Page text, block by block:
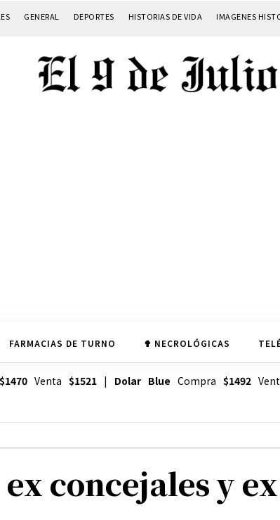
GENERAL DEPORTES HISTORIAS DE VIDA IMAGENES
FARMACIAS DE TURNO ✟ NECROLÓGICAS
$1470Venta $1521| Dolar Blue Compra $1492
ex concejales y